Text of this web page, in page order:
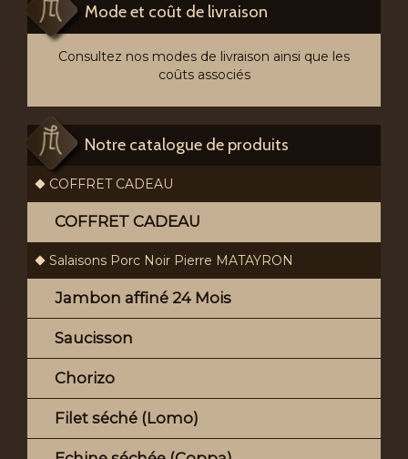
Mode et coût de livraison
Consultez nos modes de livraison ainsi que les
coûts associés
Notre catalogue de produits
COFFRET CADEAU
COFFRET CADEAU
Salaisons Porc Noir Pierre MATAYRON
Jambon affiné 24 Mois
Saucisson
Chorizo
Filet séché (Lomo)